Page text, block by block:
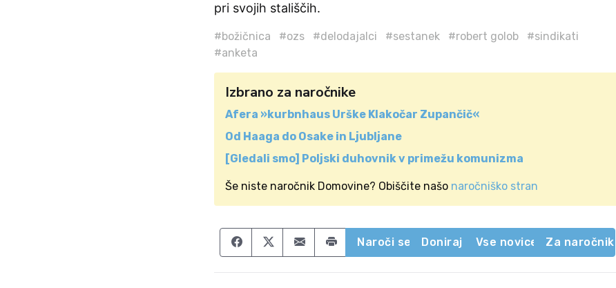
pri svojih stališčih.
#božičnica #ozs #delodajalci #sestanek #robert golob
#sindikati
#anketa
Izbrano za naročnike
Afera »kurbnhaus Urške Klakočar Zupančič«
Od Haaga do Osake in Ljubljane
[Gledali smo] Poljski duhovnik v primežu komunizma
Še niste naročnik Domovine? Obiščite našo naročniško stran
Share on Facebook
Share on Twitter
Share by email
Naroči se Doniraj Vse novice Za naročnike